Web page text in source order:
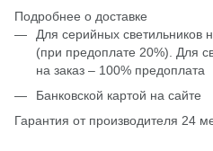
Подробнее о доставке
Для серийных светильников
(при предоплате 20%). Для
на заказ – 100% предоплата
Банковской картой на сайте
Гарантия от производителя 24